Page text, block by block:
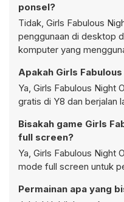
ponsel?
Tidak, Girls Fabulous
penggunaan di desktop
komputer yang
Apakah Girls
Ya, Girls Fabulous Night
gratis di Y8 dan berjalan
Bisakah game Girls
full screen?
Ya, Girls Fabulous Night
mode full screen untuk
Permainan apa yang